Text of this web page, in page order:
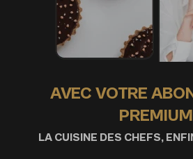
AVEC VOTRE
PREMIUM
LA CUISINE DES CHEFS,